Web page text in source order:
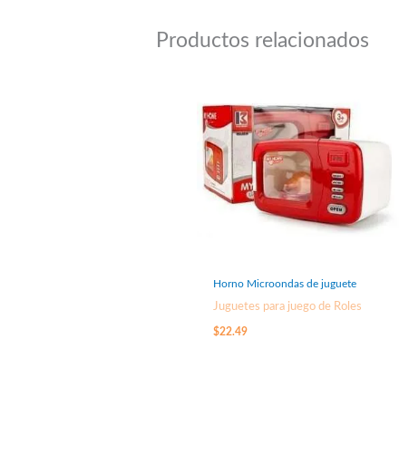
Productos relacionados
Horno Microondas de juguete
Juguetes para juego de Roles
$22.49